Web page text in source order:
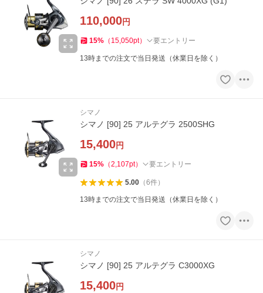
110,000円
15% （ 15,050pt） 要エントリー
13時までの注文で当日発送（休業日を除く）
シマノ
シマノ [90] 25 アルテグラ 2500SHG
15,400円
15% （2,107pt） 要エントリー
5.00（6件）
13時までの注文で当日発送（休業日を除く）
シマノ
シマノ [90] 25 アルテグラ C3000XG
15,400円